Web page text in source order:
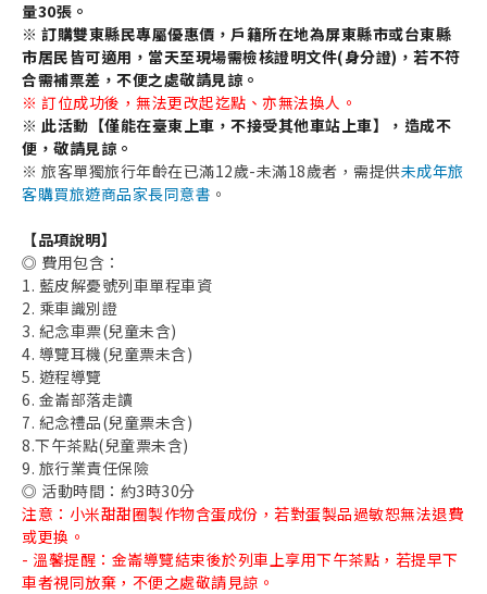
量30張。
※ 訂購雙東縣民專屬優惠價，戶籍所在地為屏東縣市或台東縣
市居民皆可適用，當天至現場需檢核證明文件(身分證)，若不符
合需補票差，不便之處敬請見諒。
※ 訂位成功後，無法更改起迄點、亦無法換人。
※ 此活動 【僅能在臺東上車，不接受其他車站上車】
，造成不
便，敬請見諒。
※ 旅客單獨旅行年齡在已滿12歲-未滿18歲者，需提供未成年旅
客購買旅遊商品家長同意書 。
【品項說明】
◎ 費用包含：
1. 藍皮解憂號列車單程車資
2. 乘車識別證
3. 紀念車票(兒童未含)
4. 導覽耳機(兒童票未含)
5. 遊程導覽
6. 金崙部落走讀
7. 紀念禮品(兒童票未含)
8.下午茶點(兒童票未含)
9. 旅行業責任保險
◎ 活動時間：約3時30分
注意：小米甜甜圈製作物含蛋成份，若對蛋製品過敏恕無法退費
或更換。
- 溫馨提醒：金崙導覽結束後於列車上享用下午茶點，若提早下
車者視同放棄，不便之處敬請見諒。
取消收藏